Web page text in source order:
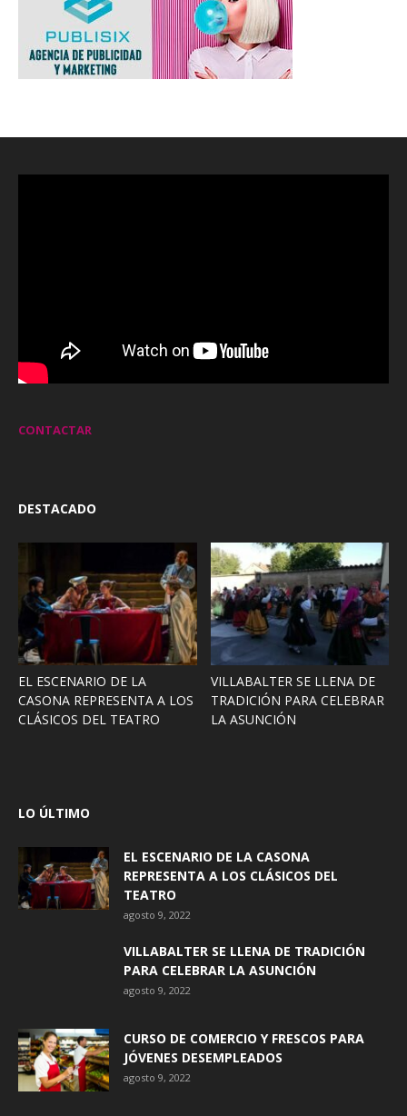
CONTACTAR
DESTACADO
EL ESCENARIO DE LA
CASONA REPRESENTA A LOS
CLÁSICOS DEL TEATRO
VILLABALTER SE LLENA DE
TRADICIÓN PARA CELEBRAR
LA ASUNCIÓN
LO ÚLTIMO
EL ESCENARIO DE LA CASONA
REPRESENTA A LOS CLÁSICOS DEL
TEATRO
agosto 9, 2022
VILLABALTER SE LLENA DE TRADICIÓN
PARA CELEBRAR LA ASUNCIÓN
agosto 9, 2022
CURSO DE COMERCIO Y FRESCOS PARA
JÓVENES DESEMPLEADOS
agosto 9, 2022